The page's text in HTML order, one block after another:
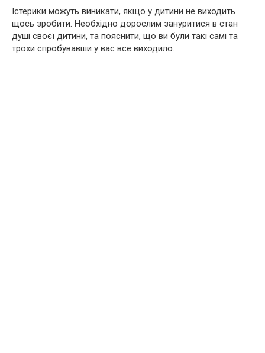
Істерики можуть виникати, якщо у дитини не виходить
щось зробити. Необхідно дорослим зануритися в стан
душі своєї дитини, та пояснити, що ви були такі самі та
трохи спробувавши у вас все виходило.